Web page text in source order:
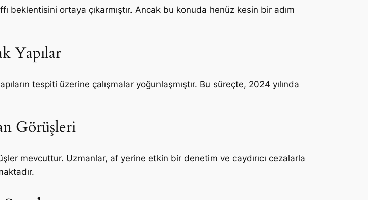
beklentisini ortaya çıkarmıştır. Ancak bu konuda henüz kesin bir adım
Yapılar
tespiti üzerine çalışmalar yoğunlaşmıştır. Bu süreçte, 2024 yılında
Görüşleri
mevcuttur. Uzmanlar, af yerine etkin bir denetim ve caydırıcı cezalarla